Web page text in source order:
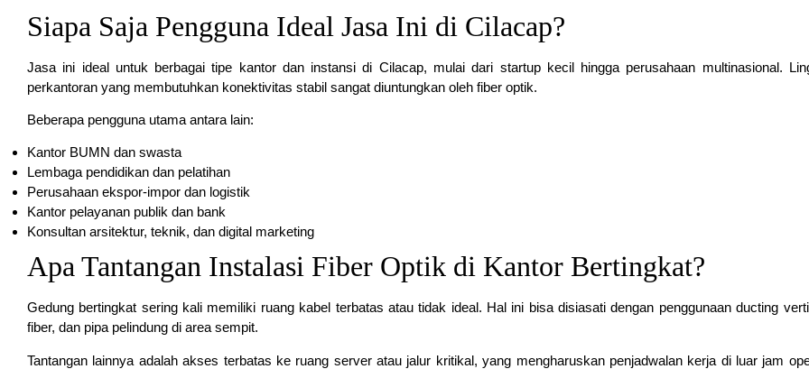
Siapa Saja Pengguna Ideal Jasa Ini di Cilacap?
Jasa ini ideal untuk berbagai tipe kantor dan instansi di Cilacap, mulai dari startup kecil hingga perusahaan multinasional.
perkantoran yang membutuhkan konektivitas stabil sangat diuntungkan oleh fiber optik.
Beberapa pengguna utama antara lain:
Kantor BUMN dan swasta
Lembaga pendidikan dan pelatihan
Perusahaan ekspor-impor dan logistik
Kantor pelayanan publik dan bank
Konsultan arsitektur, teknik, dan digital marketing
Apa Tantangan Instalasi Fiber Optik di Kantor Bertingkat?
Gedung bertingkat sering kali memiliki ruang kabel terbatas atau tidak ideal. Hal ini bisa disiasati dengan penggunaan ducting
fiber, dan pipa pelindung di area sempit.
Tantangan lainnya adalah akses terbatas ke ruang server atau jalur kritikal, yang mengharuskan penjadwalan kerja di luar jam